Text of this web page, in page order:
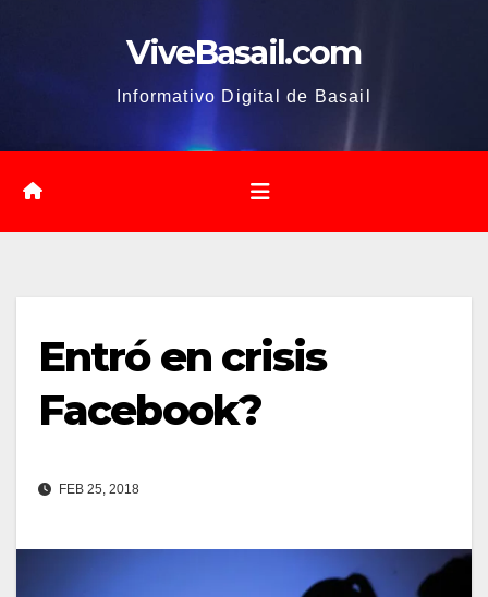
ViveBasail.com
Informativo Digital de Basail
Entró en crisis
Facebook?
FEB 25, 2018